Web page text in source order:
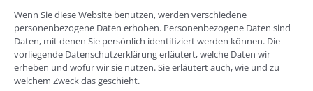
Wenn Sie diese Website benutzen, werden verschiedene
personenbezogene Daten erhoben. Personenbezogene Daten sind
Daten, mit denen Sie persönlich identifiziert werden können. Die
vorliegende Datenschutzerklärung erläutert, welche Daten wir
erheben und wofür wir sie nutzen. Sie erläutert auch, wie und zu
welchem Zweck das geschieht.